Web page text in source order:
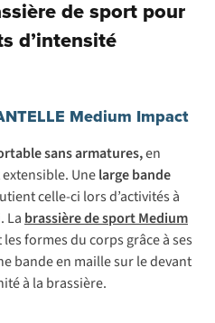
de sport pour
d’intensité
Medium Impact
sans armatures,en
Unelarge bande
celle-ci lors d’activités à
La brassière de sport Medium
formes du corps grâce à ses
bande en maille sur le devant
à la brassière.